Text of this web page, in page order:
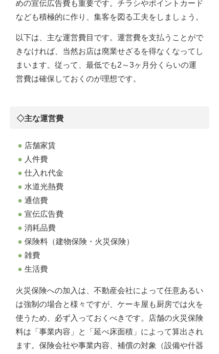
めの宣伝広告費も重要です。チラシやポイントカード
なども積極的に作り、集客を図る工夫をしましょう。
以下は、主な運営費目です。運営費を支払うことがで
きなければ、当然お店は廃業せざるを得なくなってし
まいます。従って、最低でも2～3ヶ月分くらいの運
営費は確保しておくのが理想です。
◇主な運営費
店舗家賃
人件費
仕入れ代金
水道光熱費
通信費
宣伝広告費
消耗品費
保険料（建物保険・火災保険）
雑費
生活費
火災保険への加入は、不動産会社によって任意あるい
は強制の場合と様々ですが、ケーキ屋も厨房では火を
使うため、必ず入っておくべきです。店舗の火災保険
料は「事業内容」と「延べ床面積」によって算出され
ます。保険会社や事業内容、補償の対象（設備や什器